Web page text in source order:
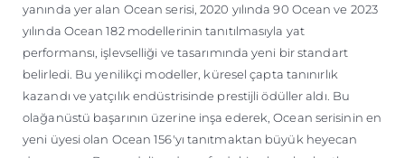
yanında yer alan Ocean serisi, 2020 yılında 90 Ocean ve 2023
yılında Ocean 182 modellerinin tanıtılmasıyla yat
performansı, işlevselliği ve tasarımında yeni bir standart
belirledi. Bu yenilikçi modeller, küresel çapta tanınırlık
kazandı ve yatçılık endüstrisinde prestijli ödüller aldı. Bu
olağanüstü başarının üzerine inşa ederek, Ocean serisinin en
yeni üyesi olan Ocean 156'yı tanıtmaktan büyük heyecan